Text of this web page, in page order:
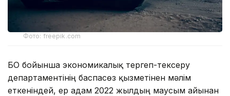
Фото: freepik.com
БҚО бойынша экономикалық тергеп-тексеру
департаментінің баспасөз қызметінен мәлім
еткеніндей, ер адам 2022 жылдың маусым айынан